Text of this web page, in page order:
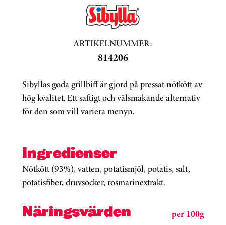
ARTIKELNUMMER:
814206
Sibyllas goda grillbiff är gjord på pressat nötkött av
hög kvalitet. Ett saftigt och välsmakande alternativ
för den som vill variera menyn.
Ingredienser
Nötkött (93%), vatten, potatismjöl, potatis, salt,
potatisfiber, druvsocker, rosmarinextrakt.
Näringsvärden
per 100g